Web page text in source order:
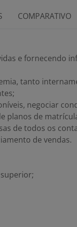
COMPARATIVO
e fornecendo
tanto
negociar
planos de
de todos os
de vendas.